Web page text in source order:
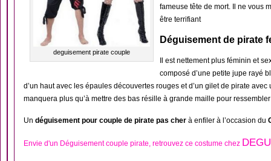
deguisement pirate couple
fameuse tête de mort. Il ne vous
être terrifiant
Déguisement de pirate
Il est nettement plus féminin et
composé d’une petite jupe rayé
d’un haut avec les épaules découvertes rouges et d’un gilet de pirate
manquera plus qu’à mettre des bas résille à grande maille pour
Un déguisement pour couple de pirate pas cher à enfiler à l’occasion du
Envie d'un Déguisement couple pirate, retrouvez ce costume chez